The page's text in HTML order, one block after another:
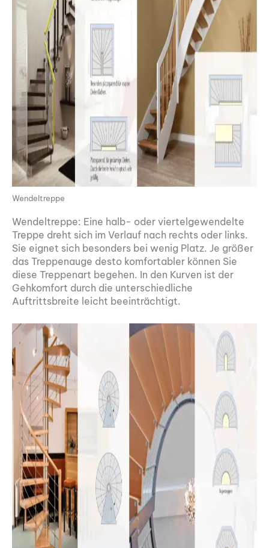
Wendeltreppe
Wendeltreppe: Eine halb- oder viertelgewendelte
Treppe dreht sich im Verlauf nach rechts oder links.
Sie eignet sich besonders bei wenig Platz. Je größer
das Treppenauge desto komfortabler können Sie
diese Treppenart begehen. In den Kurven ist der
Gehkomfort durch die unterschiedliche
Auftrittsbreite leicht beeinträchtigt.